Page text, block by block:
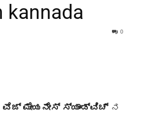
kannada
0
ವೆಜ್ ಮೇಯನೇಸ್ ಸ್ಯಾಂಡ್ವಿಚ್ನ